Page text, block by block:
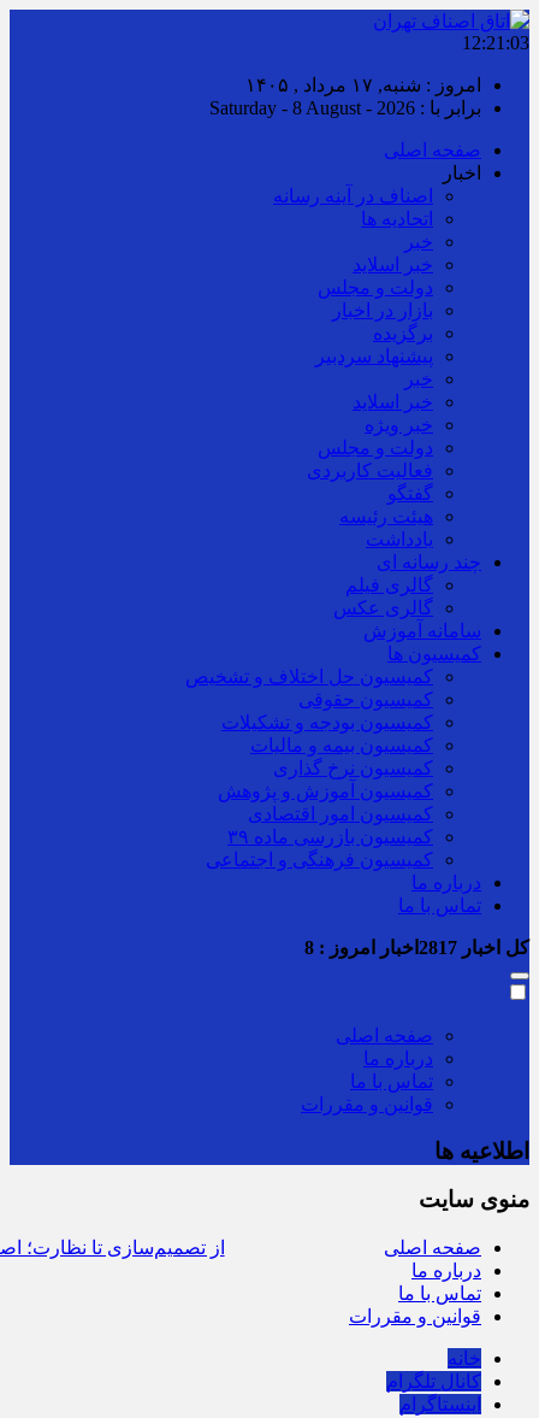
12:21:04
امروز : شنبه, ۱۷ مرداد , ۱۴۰۵
برابر با : Saturday - 8 August - 2026
صفحه اصلی
اخبار
اصناف در آینه رسانه
اتحادیه ها
خبر
خبر اسلايد
دولت و مجلس
بازار در اخبار
برگزیده
پیشنهاد سردبیر
خبر
خبر اسلايد
خبر ویژه
دولت و مجلس
فعالیت کاربردی
گفتگو
هیئت رئیسه
یادداشت
چند رسانه ای
گالری فیلم
گالری عکس
سامانه آموزش
کمیسیون ها
کمیسیون حل اختلاف و تشخیص
کمیسیون حقوقی
کمیسیون بودجه و تشکیلات
کمیسیون بیمه و مالیات
کمیسیون نرخ گذاری
کمیسیون آموزش و پژوهش
کمیسیون امور اقتصادی
کمیسیون بازرسی ماده ۳۹
کمیسیون فرهنگی و اجتماعی
درباره ما
تماس با ما
کل اخبار اخبار امروز : 8
صفحه اصلی
درباره ما
تماس با ما
قوانین و مقررات
اطلاعیه ها
از تصمیم‌سازی تا نظارت؛
منوی سایت
صفحه اصلی
درباره ما
تماس با ما
قوانین و مقررات
خانه
کانال تلگرام
اینستاگرام